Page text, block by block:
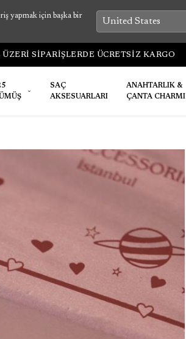
yapmak için başka bir
SİPARİŞLERDE ÜCRETSİZ KARGO
SAÇ
AKSESUARLARI
ANAHTARLIK &
ÇANTA CHARMI